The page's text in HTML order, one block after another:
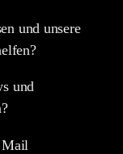
und unsere
und
Mail